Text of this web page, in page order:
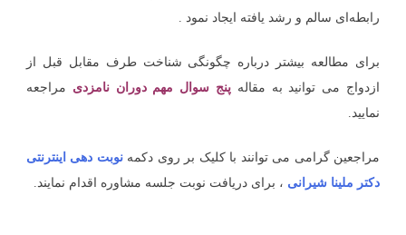
رابطه‌ای سالم و رشد یافته ایجاد نمود .
برای مطالعه بیشتر درباره چگونگی شناخت طرف مقابل قبل از
ازدواج می توانید به مقاله پنج سوال مهم دوران نامزدی مراجعه
نمایید.
مراجعین گرامی می توانند با کلیک بر روی دکمه نوبت دهی اینترنتی
دکتر ملینا شیرانی ، برای دریافت نوبت جلسه مشاوره اقدام نمایند.